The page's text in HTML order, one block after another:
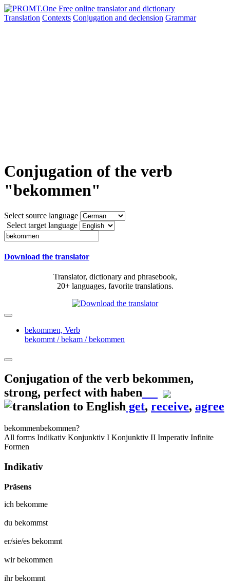
Translation Contexts Conjugation and declension Grammar
Conjugation of the verb
"bekommen"
Select source language
Select target language
Download the translator
Translator, dictionary and phrasebook,
20+ languages, favorite translations.
bekommen, Verb
bekommt / bekam / bekommen
Conjugation of the verb bekommen,
strong, perfect with haben
get, receive, agree
bekommenbekommen?
All forms Indikativ Konjunktiv I Konjunktiv II Imperativ Infinite
Formen
Indikativ
Präsens
ich bekomme
du bekommst
er/sie/es bekommt
wirbekommen
ihrbekommt